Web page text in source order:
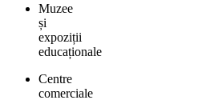
Muzee
și
expoziții
educaționale
Centre
comerciale